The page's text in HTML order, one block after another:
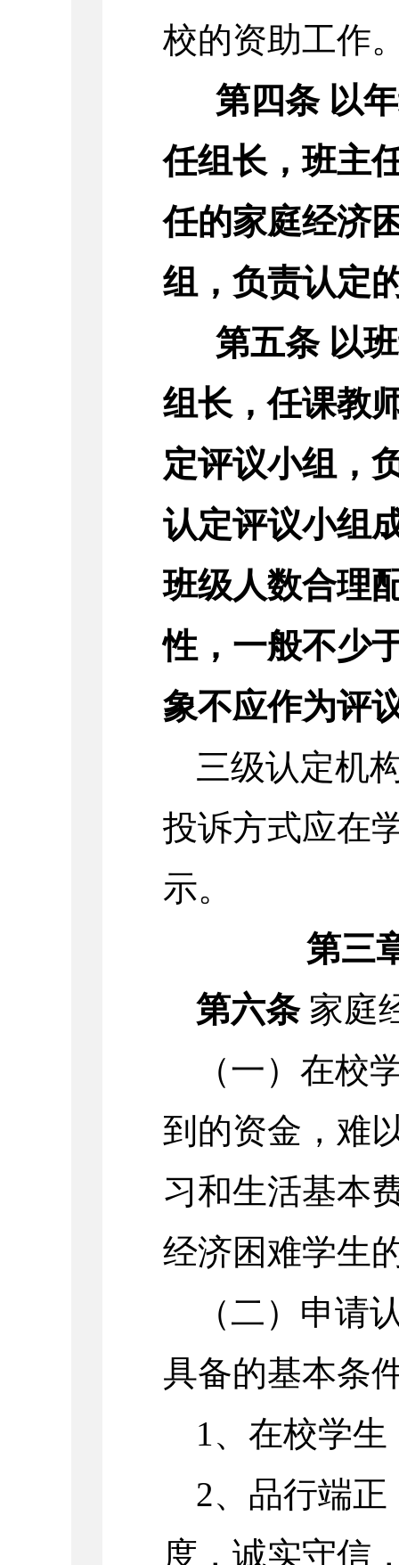
校的资助工作
第四条以
任组长，班主
任的家庭经济
组，负责认定
第五条以
组长，任课教
定评议小组，
认定评议小组
班级人数合理
性，一般不少
象不应作为评
三级认定机
投诉方式应在
示。
第三
第六条家庭
（一）在校
到的资金，难
习和生活基本
经济困难学生
（二）申请
具备的基本条
1、在校学生
2、品行端
度，诚实守信